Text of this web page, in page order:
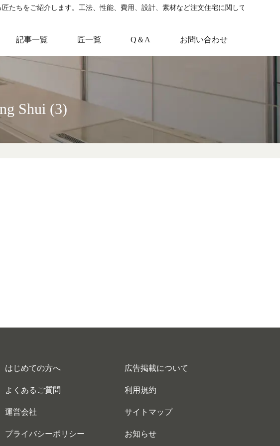
ちをご紹介します。工法、性能、費用、設計、素材など注文住宅に関して役立つ
記事一覧 匠一覧 Q＆A お問い合わせ
Shui (3)
はじめての方へ 広告掲載について
よくあるご質問 利用規約
運営会社 サイトマップ
プライバシーポリシー お知らせ